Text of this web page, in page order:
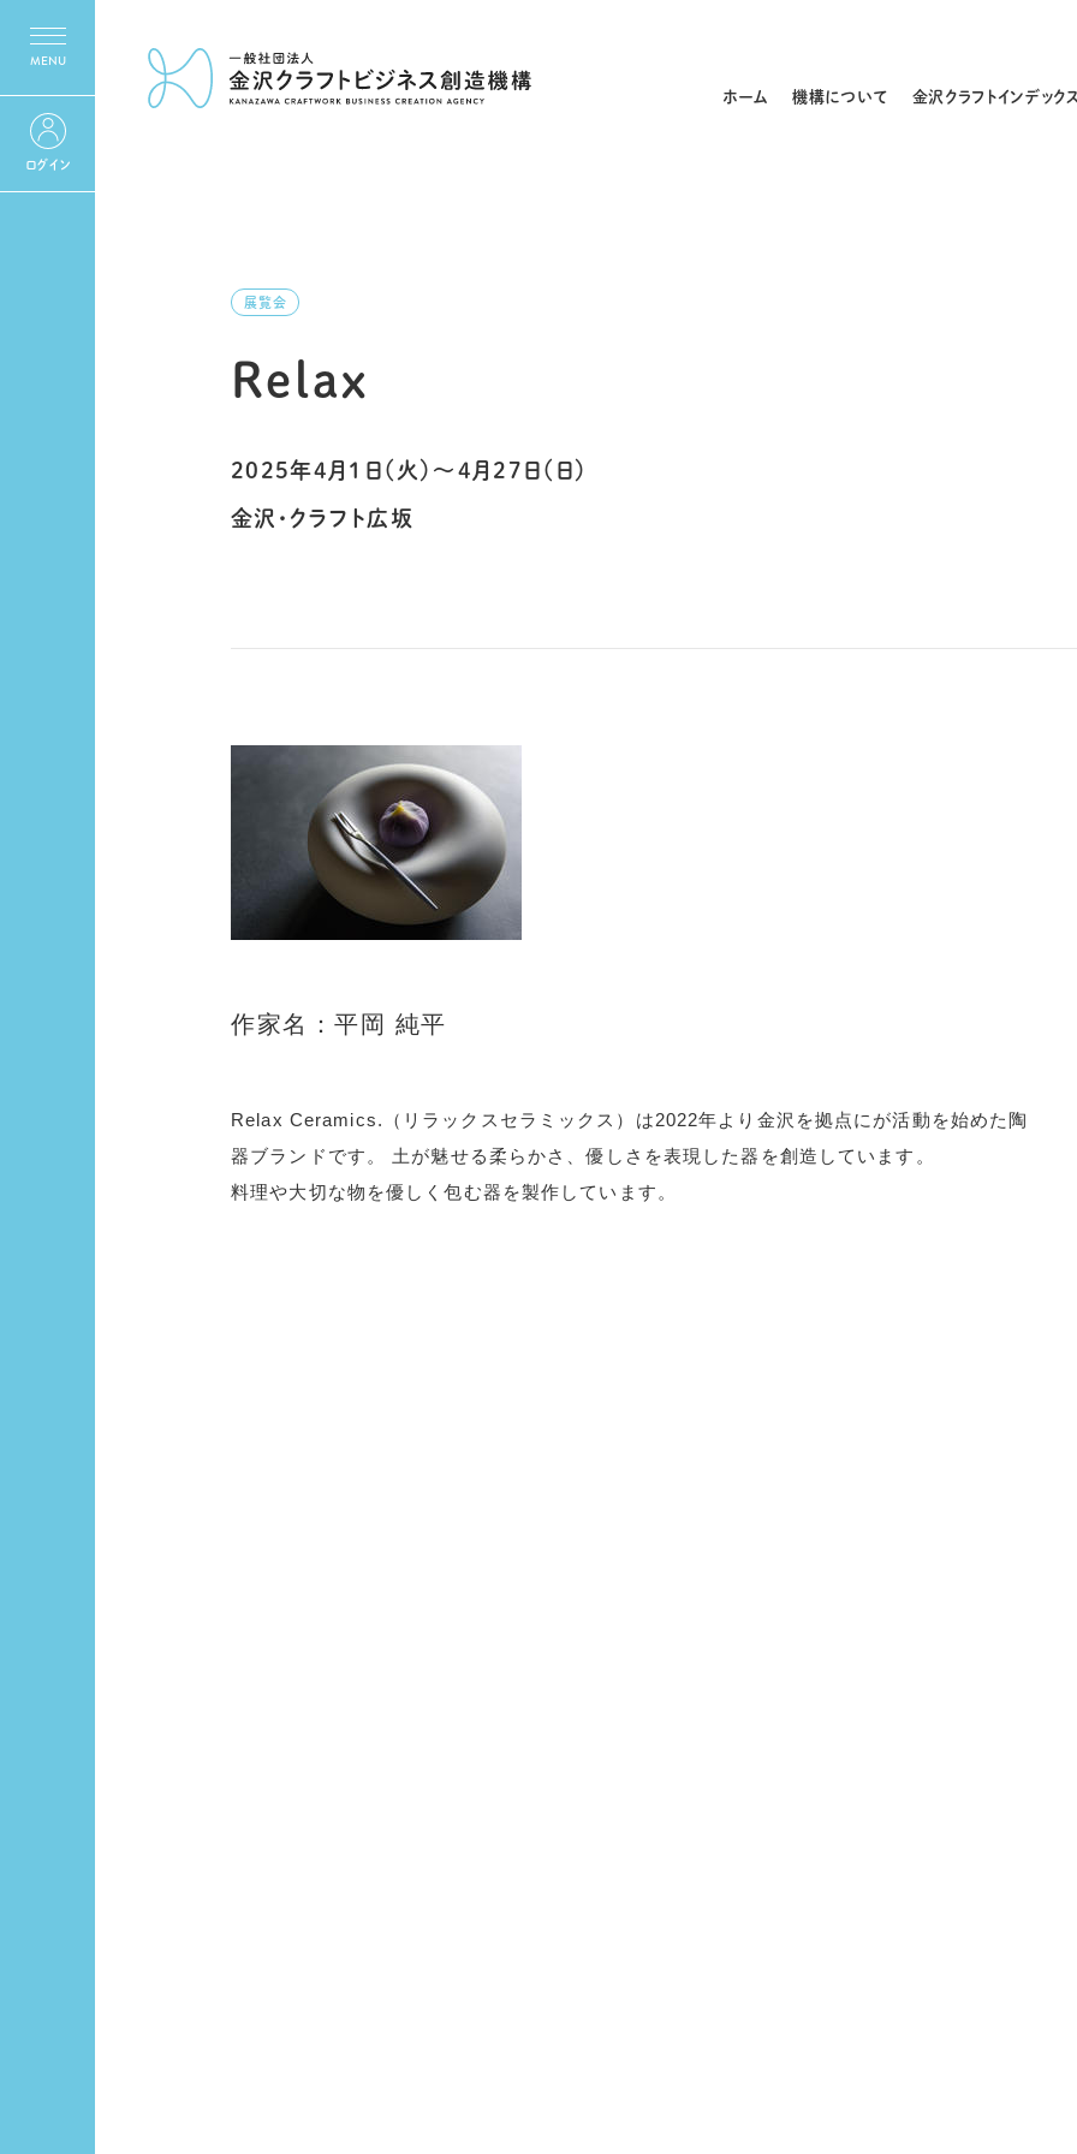
ホーム 機構について 金沢クラフトインデック
ログイン
Relax
展覧会
2025年4月1日（火）〜4月27日（日）
金沢・クラフト広坂
作家名：平岡 純平
Relax Ceramics.（リラックスセラミックス）は2022年より金沢を拠点にが活動を始めた陶
器ブランドです。 土が魅せる柔らかさ、優しさを表現した器を創造しています。
料理や大切な物を優しく包む器を製作しています。